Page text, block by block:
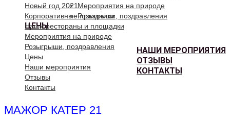
Мероприятия на природе
Розыгрыши, поздравления
ЦЕНЫ
НАШИ МЕРОПРИЯТИЯ
ОТЗЫВЫ
КОНТАКТЫ
Новый год 2021
Корпоративные праздники
Наши рестораны и площадки
Мероприятия на природе
Розыгрыши, поздравления
Цены
Наши мероприятия
Отзывы
Контакты
МАЖОР КАТЕР 21